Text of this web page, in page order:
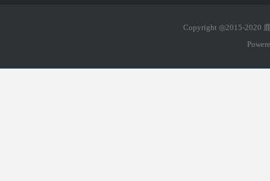
Copyright ◎2015-2020